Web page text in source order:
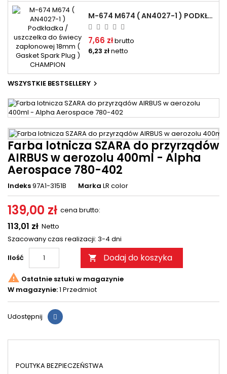
M-674 M674 ( AN4027-1 ) PODKŁADKA / USZCZELKA DO ŚWIECY ZAPŁONOWEJ 18MM ( GASKET SPARK PLUG ) CHAMPION
7,66 złbrutto
6,23 złnetto
WSZYSTKIE BESTSELLERY 
Farba lotnicza SZARA do przyrządów
AIRBUS w aerozolu 400ml - Alpha
Aerospace 780-402
Indeks97A1-3151B Marka LR color
139,00 zł cena brutto:
113,01 zł Netto
Szacowany czas realizacji: 3-4 dni
Ilość
 Dodaj do koszyka
 Ostatnie sztuki w magazynie
W magazynie:1 Przedmiot
Udostępnij
POLITYKA BEZPIECZEŃSTWA